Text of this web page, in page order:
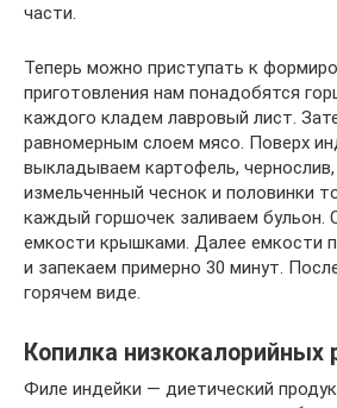
части.
Теперь можно приступать к
приготовления нам понадобятся
каждого кладем лавровый лист.
равномерным слоем мясо. Поверх
выкладываем картофель, чернослив,
измельченный чеснок и половинки
каждый горшочек заливаем бульон.
емкости крышками. Далее емкости
и запекаем примерно 30 минут.
горячем виде.
Копилка низкокалорийных
Филе индейки — диетический